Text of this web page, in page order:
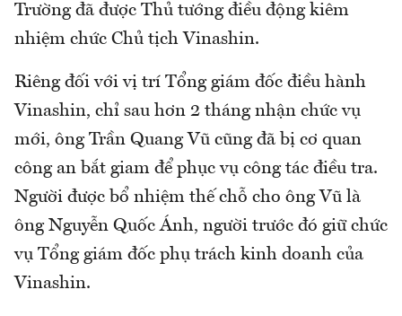
Trường đã được Thủ tướng điều động kiêm
nhiệm chức Chủ tịch Vinashin.
Riêng đối với vị trí Tổng giám đốc điều hành
Vinashin, chỉ sau hơn 2 tháng nhận chức vụ
mới, ông Trần Quang Vũ cũng đã bị cơ quan
công an bắt giam để phục vụ công tác điều tra.
Người được bổ nhiệm thế chỗ cho ông Vũ là
ông Nguyễn Quốc Ánh, người trước đó giữ chức
vụ Tổng giám đốc phụ trách kinh doanh của
Vinashin.